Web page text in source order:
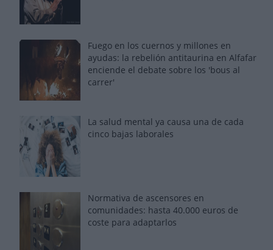
Fuego en los cuernos y millones en
ayudas: la rebelión antitaurina en Alfafar
enciende el debate sobre los 'bous al
carrer'
La salud mental ya causa una de cada
cinco bajas laborales
Normativa de ascensores en
comunidades: hasta 40.000 euros de
coste para adaptarlos